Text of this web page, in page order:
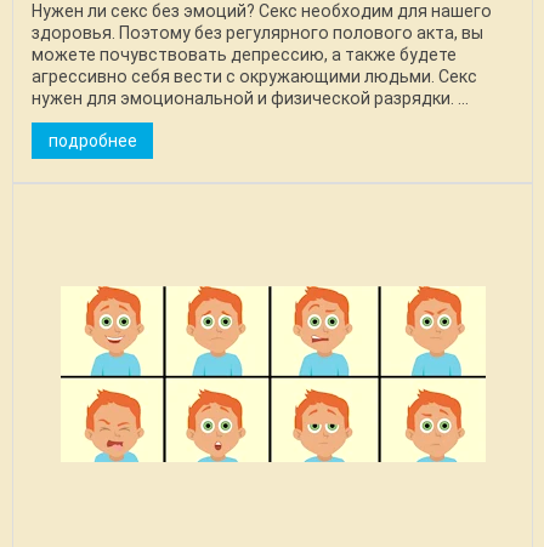
Нужен ли секс без эмоций? Секс необходим для нашего
здоровья. Поэтому без регулярного полового акта, вы
можете почувствовать депрессию, а также будете
агрессивно себя вести с окружающими людьми. Секс
нужен для эмоциональной и физической разрядки. ...
подробнее